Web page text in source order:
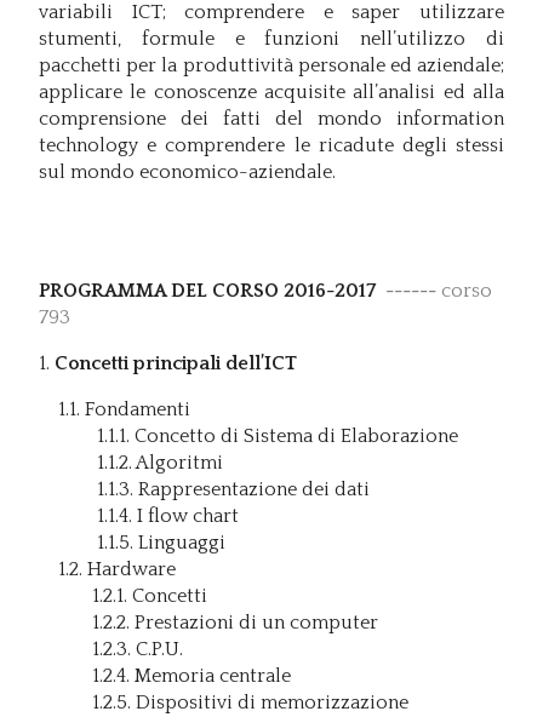
variabili ICT; comprendere e saper utilizzare
stumenti, formule e funzioni nell’utilizzo di
pacchetti per la produttività personale ed aziendale;
applicare le conoscenze acquisite all’analisi ed alla
comprensione dei fatti del mondo information
technology e comprendere le ricadute degli stessi
sul mondo economico-aziendale.
PROGRAMMA DEL CORSO 2016-2017 ------ corso
793
1. Concetti principali dell’ICT
1.1. Fondamenti
1.1.1. Concetto di Sistema di Elaborazione
1.1.2. Algoritmi
1.1.3. Rappresentazione dei dati
1.1.4. I flow chart
1.1.5. Linguaggi
1.2. Hardware
1.2.1. Concetti
1.2.2. Prestazioni di un computer
1.2.3. C.P.U.
1.2.4. Memoria centrale
1.2.5. Dispositivi di memorizzazione